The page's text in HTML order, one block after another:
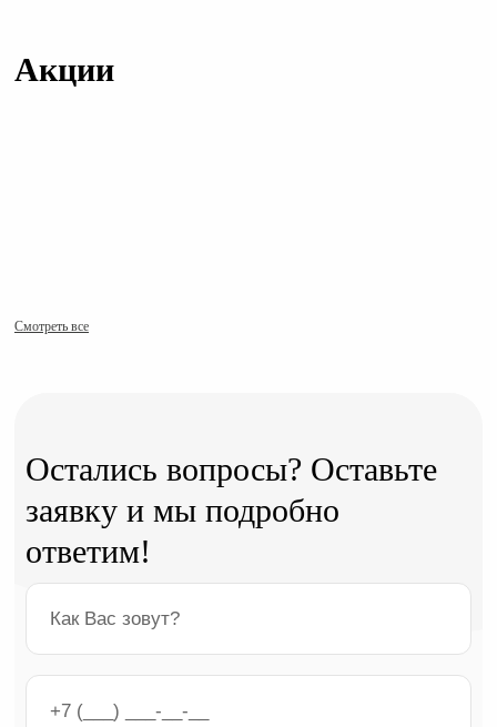
Акции
Смотреть все
Остались вопросы? Оставьте
заявку и мы подробно
ответим!